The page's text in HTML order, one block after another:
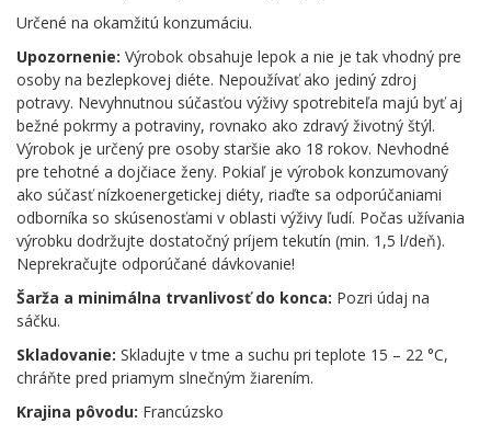
Určené na okamžitú konzumáciu.
Upozornenie: Výrobok obsahuje lepok a nie je tak vhodný pre
osoby na bezlepkovej diéte. Nepoužívať ako jediný zdroj
potravy. Nevyhnutnou súčasťou výživy spotrebiteľa majú byť aj
bežné pokrmy a potraviny, rovnako ako zdravý životný štýl.
Výrobok je určený pre osoby staršie ako 18 rokov. Nevhodné
pre tehotné a dojčiace ženy. Pokiaľ je výrobok konzumovaný
ako súčasť nízkoenergetickej diéty, riaďte sa odporúčaniami
odborníka so skúsenosťami v oblasti výživy ľudí. Počas užívania
výrobku dodržujte dostatočný príjem tekutín (min. 1,5 l/deň).
Neprekračujte odporúčané dávkovanie!
Šarža a minimálna trvanlivosť do konca: Pozri údaj na
sáčku.
Skladovanie: Skladujte v tme a suchu pri teplote 15 – 22 °C,
chráňte pred priamym slnečným žiarením.
Krajina pôvodu: Francúzsko